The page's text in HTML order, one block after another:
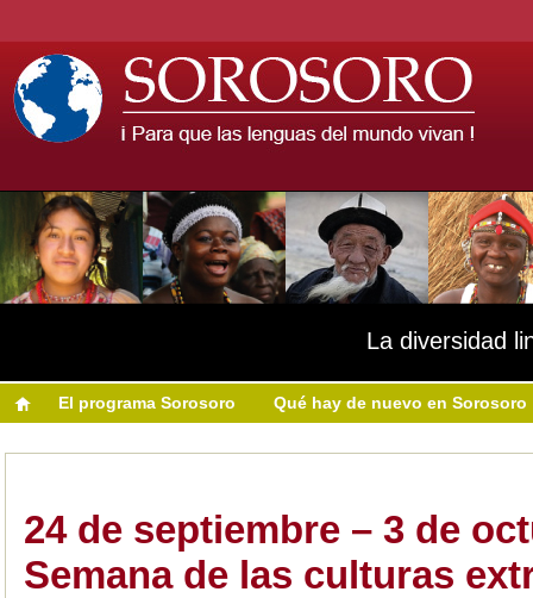
La diversidad
El programa Sorosoro Qué hay de nuevo en Sorosoro
24 de septiembre – 3 de
Semana de las culturas